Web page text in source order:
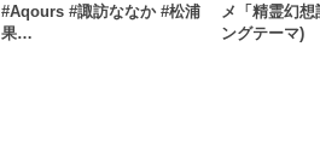
#Aqours #諏訪ななか #松浦
果…
メ「精霊幻
ングテーマ